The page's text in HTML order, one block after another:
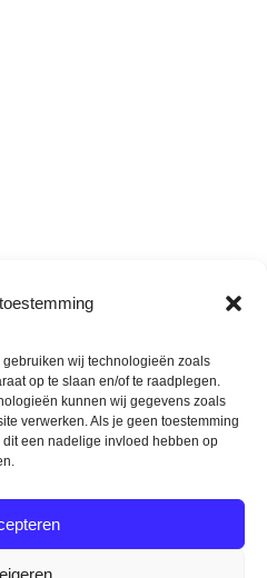
wij technologieën zoals
op te slaan en/of te raadplegen.
kunnen wij gegevens zoals
verwerken. Als je geen toestemming
een nadelige invloed hebben op